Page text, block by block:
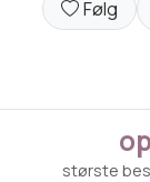
Følg
største